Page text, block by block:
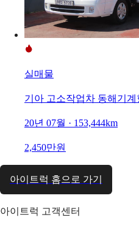
실매물
기아 고소작업차 동해기계
20년 07월 · 153,444km
2,450만원
아이트럭 홈으로 가기
아이트럭 고객센터